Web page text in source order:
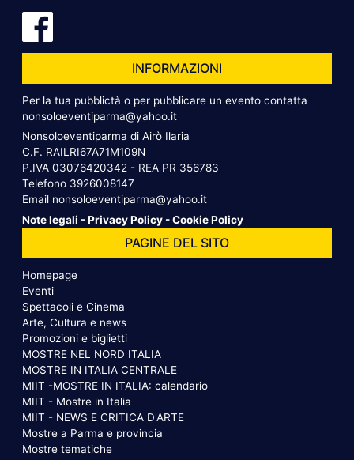
INFORMAZIONI
Per la tua pubblictà o per pubblicare un evento contatta
nonsoloeventiparma@yahoo.it
Nonsoloeventiparma di Airò Ilaria
C.F. RAILRI67A71M109N
P.IVA 03076420342 - REA PR 356783
Telefono 3926008147
Email nonsoloeventiparma@yahoo.it
Note legali -Privacy Policy -Cookie Policy
PAGINE DEL SITO
Homepage
Eventi
Spettacoli e Cinema
Arte, Cultura e news
Promozioni e biglietti
MOSTRE NEL NORD ITALIA
MOSTRE IN ITALIA CENTRALE
MIIT -MOSTRE IN ITALIA: calendario
MIIT - Mostre in Italia
MIIT - NEWS E CRITICA D'ARTE
Mostre a Parma e provincia
Mostre tematiche